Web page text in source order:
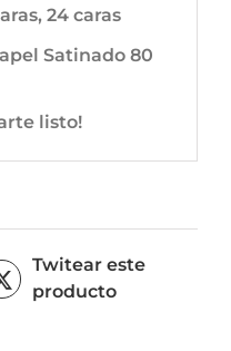
24 caras
Satinado 80
listo!
Twitear este
producto